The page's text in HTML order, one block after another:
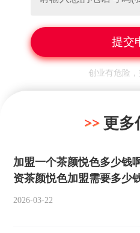
创业有危险
更多
加盟一个茶颜悦色多少钱
资茶颜悦色加盟需要多少
2026-03-22